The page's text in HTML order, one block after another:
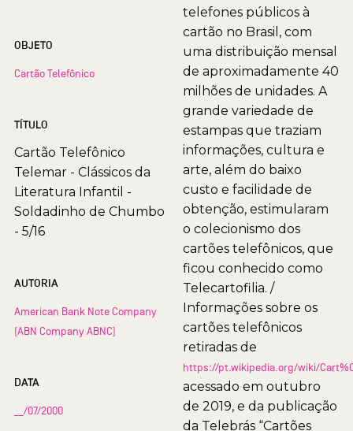
OBJETO
Cartão Telefônico
TÍTULO
Cartão Telefônico
Telemar - Clássicos da
Literatura Infantil -
Soldadinho de Chumbo
- 5/16
AUTORIA
American Bank Note Company
(ABN Company ABNC)
DATA
__/07/2000
telefones públicos à
cartão no Brasil, com
uma distribuição mensal
de aproximadamente 40
milhões de unidades. A
grande variedade de
estampas que traziam
informações, cultura e
arte, além do baixo
custo e facilidade de
obtenção, estimularam
o colecionismo dos
cartões telefônicos, que
ficou conhecido como
Telecartofilia. /
Informações sobre os
cartões telefônicos
retiradas de
https://pt.wikipedia.org/wiki/
acessado em outubro
de 2019, e da publicação
da Telebrás “Cartões